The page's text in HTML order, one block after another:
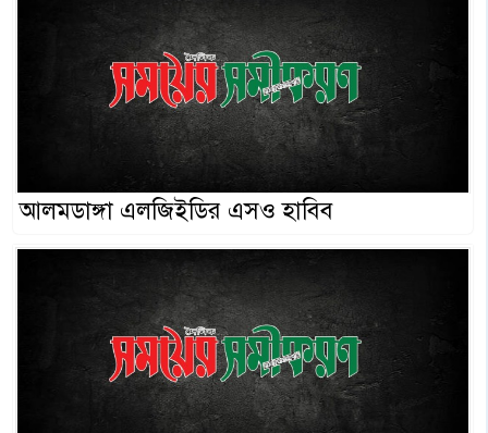
আলমডাঙ্গা এলজিইডির এসও হাবিব